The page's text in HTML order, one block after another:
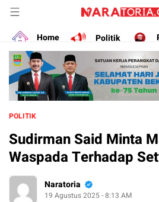
naratoria.co
Narasikan Fakta dan
Home
Politik
POLITIK
Sudirman Said Minta
Waspada Terhadap
Naratoria
19 Agustus 2025 - 8:13 AM